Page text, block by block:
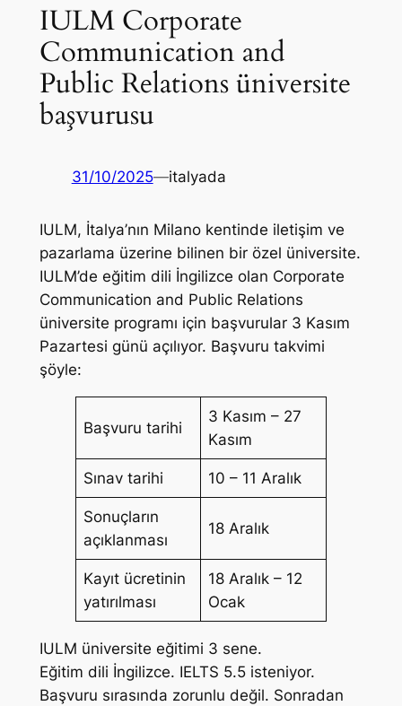
IULM Corporate
Communication and
Public Relations üniversite
başvurusu
31/10/2025—italyada
IULM, İtalya’nın Milano kentinde iletişim ve
pazarlama üzerine bilinen bir özel üniversite.
IULM’de eğitim dili İngilizce olan Corporate
Communication and Public Relations
üniversite programı için başvurular 3 Kasım
Pazartesi günü açılıyor. Başvuru takvimi
şöyle:
Başvuru tarihi
3 Kasım – 27
Kasım
Sınav tarihi 10 – 11 Aralık
Sonuçların
açıklanması
18 Aralık
Kayıt ücretinin
yatırılması
18 Aralık – 12
Ocak
IULM üniversite eğitimi 3 sene.
Eğitim dili İngilizce. IELTS 5.5 isteniyor.
Başvuru sırasında zorunlu değil. Sonradan